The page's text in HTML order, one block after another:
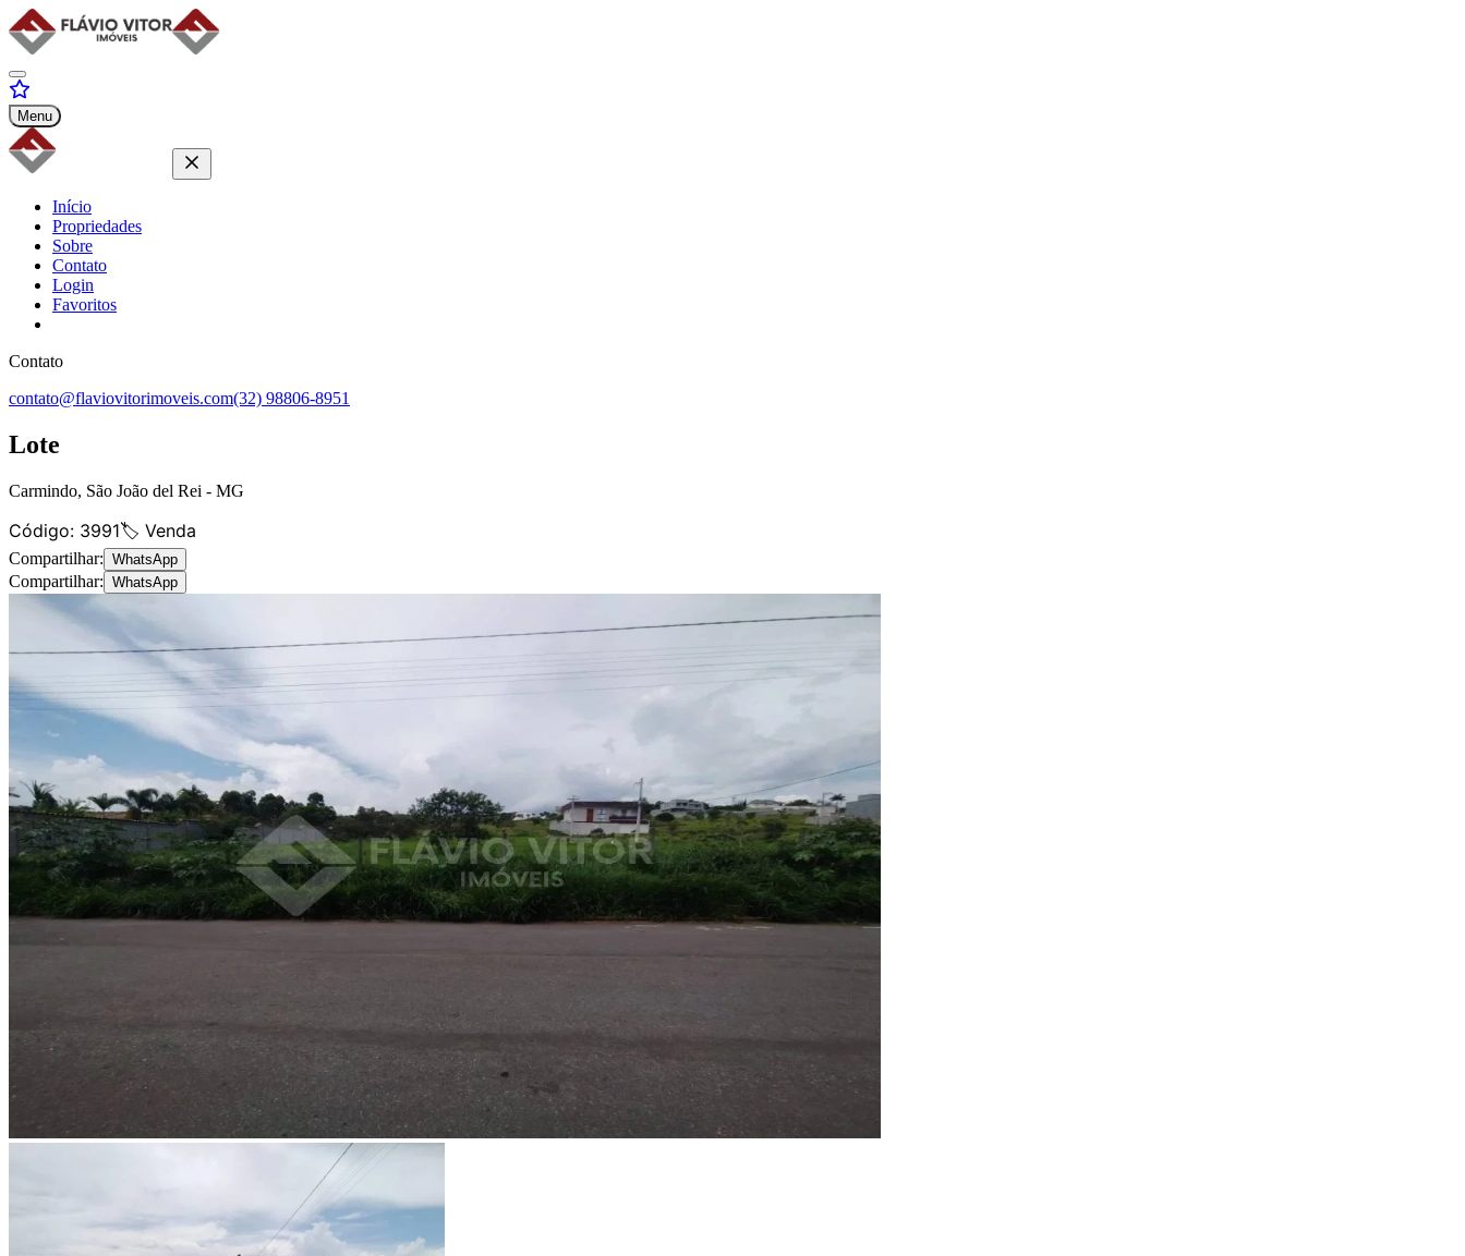
Menu
Início
Propriedades
Sobre
Contato
Login
Favoritos
Contato
contato@flaviovitorimoveis.com(32) 98806-8951
Lote
Carmindo, São João del Rei - MG
Código: 3991🏷️ Venda
Compartilhar: WhatsApp
Compartilhar: WhatsApp